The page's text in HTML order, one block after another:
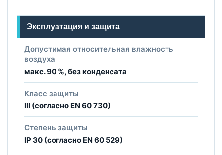
Эксплуатация и защита
Допустимая относительная влажность
воздуха
макс. 90 %, без конденсата
Класс защиты
III (согласно EN 60 730)
Степень защиты
IP 30 (согласно EN 60 529)